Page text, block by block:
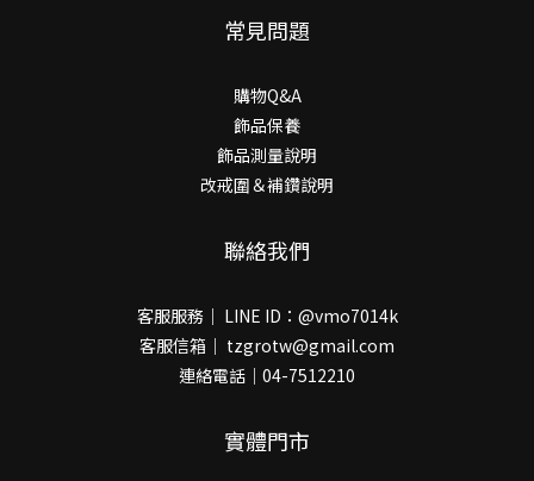
常見問題
購物Q&A
飾品保養
飾品測量說明
改戒圍＆補鑽說明
聯絡我們
客服服務｜ LINE ID：@vmo7014k
客服信箱｜ tzgrotw@gmail.com
連絡電話｜04-7512210
實體門市